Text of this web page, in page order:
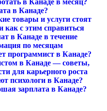
в Канаде в месяц?
в Канаде?
товары и услуги стоят
как с этим справиться
в Канаде в течение
по месяцам
программист в Канаде?
в Канаде — советы,
для карьерного роста
психологи в Канаде?
зарплата в Канаде?